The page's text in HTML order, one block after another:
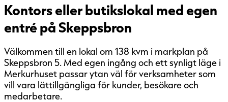
Kontors eller butikslokal med egen
entré på Skeppsbron
Välkommen till en lokal om 138 kvm i markplan på
Skeppsbron 5. Med egen ingång och ett synligt läge i
Merkurhuset passar ytan väl för verksamheter som
vill vara lättillgängliga för kunder, besökare och
medarbetare.